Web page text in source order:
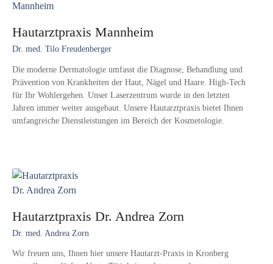
Hautarztpraxis Mannheim
Dr. med. Tilo Freudenberger
Die moderne Dermatologie umfasst die Diagnose, Behandlung und
Prävention von Krankheiten der Haut, Nägel und Haare. High-Tech
für Ihr Wohlergehen. Unser Laserzentrum wurde in den letzten
Jahren immer weiter ausgebaut. Unsere Hautarztpraxis bietet Ihnen
umfangreiche Dienstleistungen im Bereich der Kosmetologie.
Hautarztpraxis Dr. Andrea Zorn
Dr. med. Andrea Zorn
Wir freuen uns, Ihnen hier unsere Hautarzt-Praxis in Kronberg